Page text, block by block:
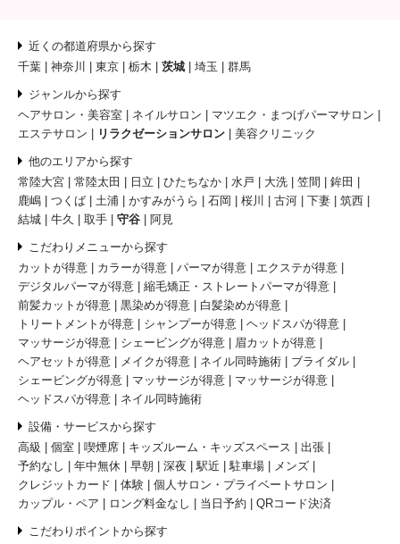
近くの都道府県から探す
千葉
神奈川 東京 栃木 茨城 埼玉 群馬
ジャンルから探す
ヘアサロン・美容室
ネイルサロン
マツエク・まつげパーマサロン
エステサロン
リラクゼーションサロン 美容クリニック
他のエリアから探す
常陸大宮
常陸太田 日立 ひたちなか 水戸 大洗 笠間
鉾田
鹿嶋
つくば 土浦 かすみがうら 石岡 桜川 古河 下妻
筑西
結城
牛久 取手 守谷 阿見
こだわりメニューから探す
カットが得意
カラーが得意 パーマが得意
エクステが得意
デジタルパーマが得意
縮毛矯正・ストレートパーマが得意
前髪カットが得意
黒染めが得意
白髪染めが得意
トリートメントが得意
シャンプーが得意
ヘッドスパが得意
マッサージが得意
シェービングが得意
眉カットが得意
ヘアセットが得意
メイクが得意 ネイル同時施術
ブライダル
シェービングが得意
マッサージが得意
マッサージが得意
ヘッドスパが得意
ネイル同時施術
設備・サービスから探す
高級
個室 喫煙席 キッズルーム・キッズスペース
出張
予約なし
年中無休 早朝 深夜 駅近 駐車場
メンズ
クレジットカード
体験
個人サロン・プライベートサロン
カップル・ペア
ロング料金なし 当日予約 QRコード決済
こだわりポイントから探す